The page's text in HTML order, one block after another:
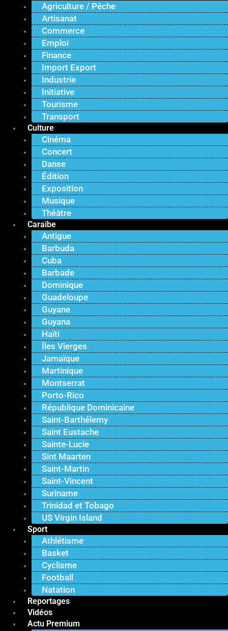
Agriculture / Pêche
Artisanat
Commerce
Emploi
Finance
Import Export
Industrie
Initiative
Tourisme
Transport
Culture
Cinéma
Concert
Danse
Édition
Exposition
Musique
Théâtre
Caraïbe
Antigue
Barbuda
Cuba
Barbade
Dominique
Guadeloupe
Guyane
Guyana
Haïti
Îles Vierges
Jamaïque
Martinique
Montserrat
Porto-Rico
République Dominicaine
Saint-Barthélemy
Saint Eustache
Sainte-Lucie
Sint Maarten
Saint-Martin
Saint-Vincent
Suriname
Trinidad et Tobago
US Virgin Island
Sport
Athlétisme
Basket
Cyclisme
Football
Natation
Reportages
Vidéos
Actu Premium